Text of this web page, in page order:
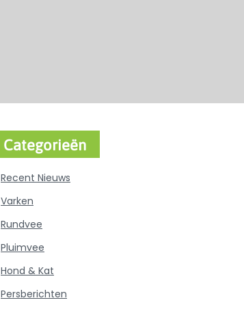
Categorieën
Recent Nieuws
Varken
Rundvee
Pluimvee
Hond & Kat
Persberichten